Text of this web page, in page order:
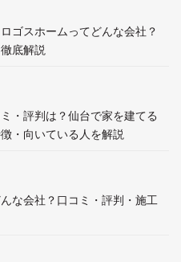
ロゴスホームってどんな会社？
底解説
・評判は？仙台で家を建てる
・向いている人を解説
な会社？口コミ・評判・施工